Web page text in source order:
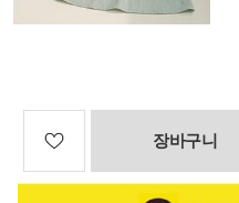
장바구니